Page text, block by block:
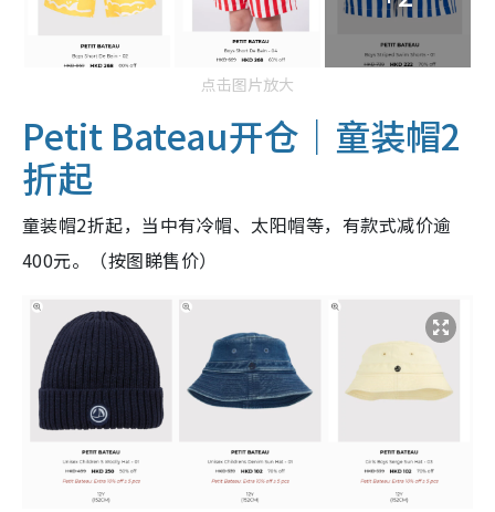
点击图片放大
Petit Bateau开仓｜童装帽2
折起
童装帽2折起，当中有冷帽、太阳帽等，有款式减价逾
400元。（按图睇售价）